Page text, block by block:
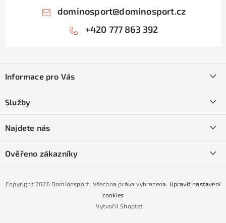
dominosport@dominosport.cz
+420 777 863 392
pInformace pro Vás
Obchodní podmínky
Podmínky GDPR
Podmínky nákupu na splátky ESSOX
Služby
Naše prodejna
Najdete nás
Ověřeno zákazníky
Vytvořil Shoptet
Copyright 2026 Dominosport. Všechna práva vyhrazena. Upravit nastavení
cookies